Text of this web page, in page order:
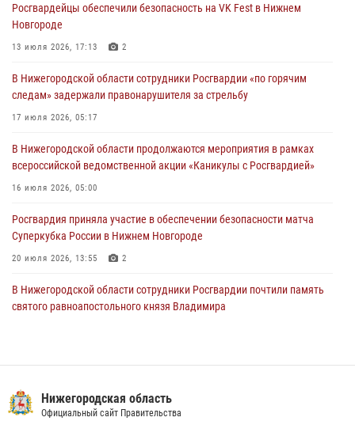
13 июля 2026, 17:13
Нижегородские росгвардейцы за прошедшую неделю выезжали
13 июля 2026, 06:45
Росгвардейцы предотвратили серию краж в Нижнем Новгороде
Росгвардейцы обеспечили безопасность на VK Fest в Нижнем
Новгороде
13 июля 2026, 17:13 2
В Нижегородской области сотрудники Росгвардии «по горячим
следам» задержали правонарушителя за стрельбу
17 июля 2026, 05:17
В Нижегородской области продолжаются мероприятия в рамках
всероссийской ведомственной акции «Каникулы с Росгвардией»
16 июля 2026, 05:00
Росгвардия приняла участие в обеспечении безопасности матча
Суперкубка России в Нижнем Новгороде
20 июля 2026, 13:55 2
В Нижегородской области сотрудники Росгвардии почтили память
святого равноапостольного князя Владимира
Нижегородские росгвардейцы за прошедшую неделю выезжали
Нижегородская область
Официальный сайт Правительства